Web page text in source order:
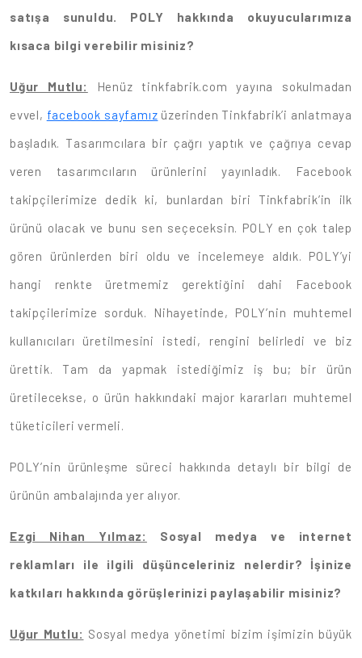
satışa sunuldu. POLY hakkında okuyucularımıza
kısaca bilgi verebilir misiniz?
Uğur Mutlu:
Henüz tinkfabrik.com yayına sokulmadan
evvel, facebook sayfamız üzerinden Tinkfabrik’i anlatmaya
başladık. Tasarımcılara bir çağrı yaptık ve çağrıya cevap
veren tasarımcıların ürünlerini yayınladık. Facebook
takipçilerimize dedik ki, bunlardan biri Tinkfabrik’in ilk
ürünü olacak ve bunu sen seçeceksin. POLY en çok talep
gören ürünlerden biri oldu ve incelemeye aldık. POLY’yi
hangi renkte üretmemiz gerektiğini dahi Facebook
takipçilerimize sorduk. Nihayetinde, POLY’nin muhtemel
kullanıcıları üretilmesini istedi, rengini belirledi ve biz
ürettik. Tam da yapmak istediğimiz iş bu; bir ürün
üretilecekse, o ürün hakkındaki major kararları muhtemel
tüketicileri vermeli.
POLY’nin ürünleşme süreci hakkında detaylı bir bilgi de
ürünün ambalajında yer alıyor.
Ezgi Nihan Yılmaz:
Sosyal medya ve internet
reklamları ile ilgili düşünceleriniz nelerdir? İşinize
katkıları hakkında görüşlerinizi paylaşabilir misiniz?
Uğur Mutlu: Sosyal medya yönetimi bizim işimizin büyük